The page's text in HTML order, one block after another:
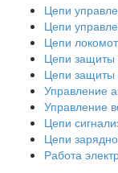
Цепи
Цепи
Цепи
Цепи защиты
Цепи защиты
Управление
Управление
Цепи
Цепи
Работа